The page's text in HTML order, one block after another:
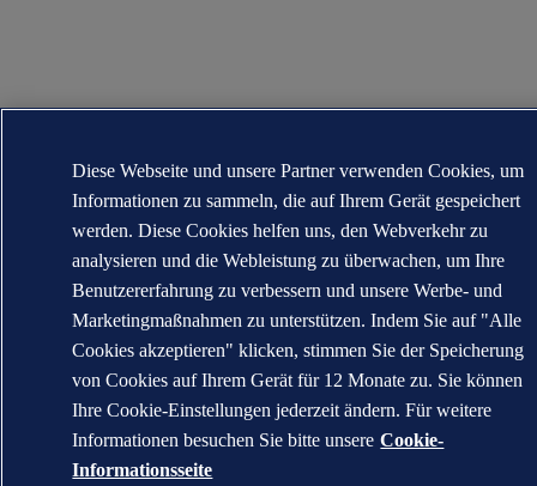
Diese Webseite und unsere Partner verwenden Cookies, um
Informationen zu sammeln, die auf Ihrem Gerät gespeichert
werden. Diese Cookies helfen uns, den Webverkehr zu
analysieren und die Webleistung zu überwachen, um Ihre
Benutzererfahrung zu verbessern und unsere Werbe- und
Marketingmaßnahmen zu unterstützen. Indem Sie auf "Alle
Cookies akzeptieren" klicken, stimmen Sie der Speicherung
von Cookies auf Ihrem Gerät für 12 Monate zu. Sie können
Ihre Cookie-Einstellungen jederzeit ändern. Für weitere
Informationen besuchen Sie bitte unsere Cookie-
Informationsseite